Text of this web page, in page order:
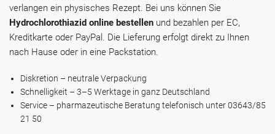
verlangen ein physisches Rezept. Bei uns können Sie
Hydrochlorothiazid online bestellen und bezahlen per EC,
Kreditkarte oder PayPal. Die Lieferung erfolgt direkt zu Ihnen
nach Hause oder in eine Packstation.
Diskretion – neutrale Verpackung
Schnelligkeit – 3–5 Werktage in ganz Deutschland
Service – pharmazeutische Beratung telefonisch unter 03643/85
21 50